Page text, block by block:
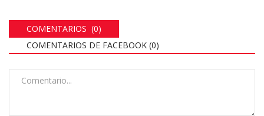
COMENTARIOS (0)
COMENTARIOS DE FACEBOOK (0)